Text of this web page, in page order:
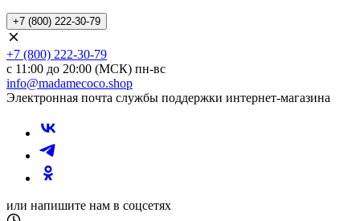
+7 (800) 222-30-79
+7 (800) 222-30-79
с 11:00 до 20:00 (МСК) пн-вс
info@madamecoco.shop
Электронная почта службы поддержки интернет-магазина
или напишите нам в соцсетях